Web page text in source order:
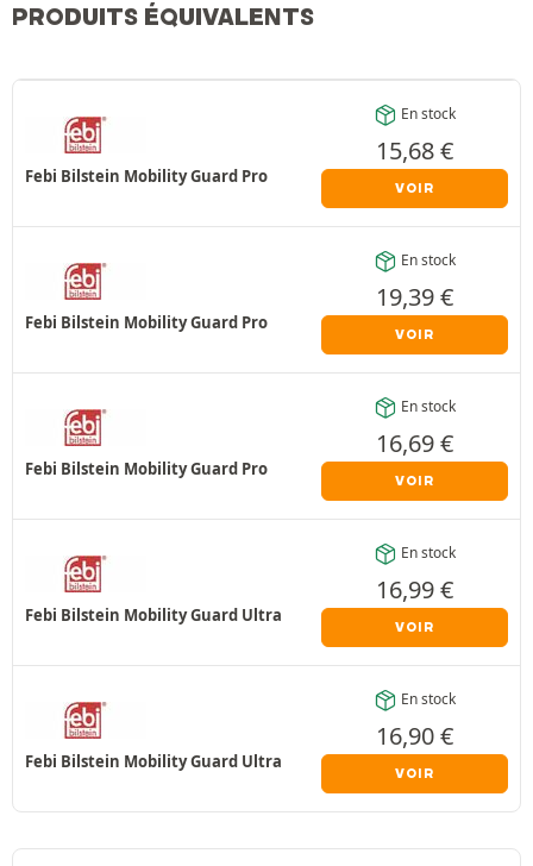
PRODUITS ÉQUIVALENTS
Febi Bilstein Mobility Guard Pro
En stock
15,68€
VOIR
Febi Bilstein Mobility Guard Pro
En stock
19,39€
VOIR
Febi Bilstein Mobility Guard Pro
En stock
16,69€
VOIR
Febi Bilstein Mobility Guard Ultra
En stock
16,99€
VOIR
Febi Bilstein Mobility Guard Ultra
En stock
16,90€
VOIR